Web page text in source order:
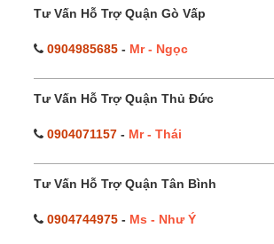
Tư Vấn Hỗ Trợ Quận Gò Vấp
0904985685 - Mr - Ngọc
Tư Vấn Hỗ Trợ Quận Thủ Đức
0904071157 - Mr - Thái
Tư Vấn Hỗ Trợ Quận Tân Bình
0904744975 - Ms - Như Ý